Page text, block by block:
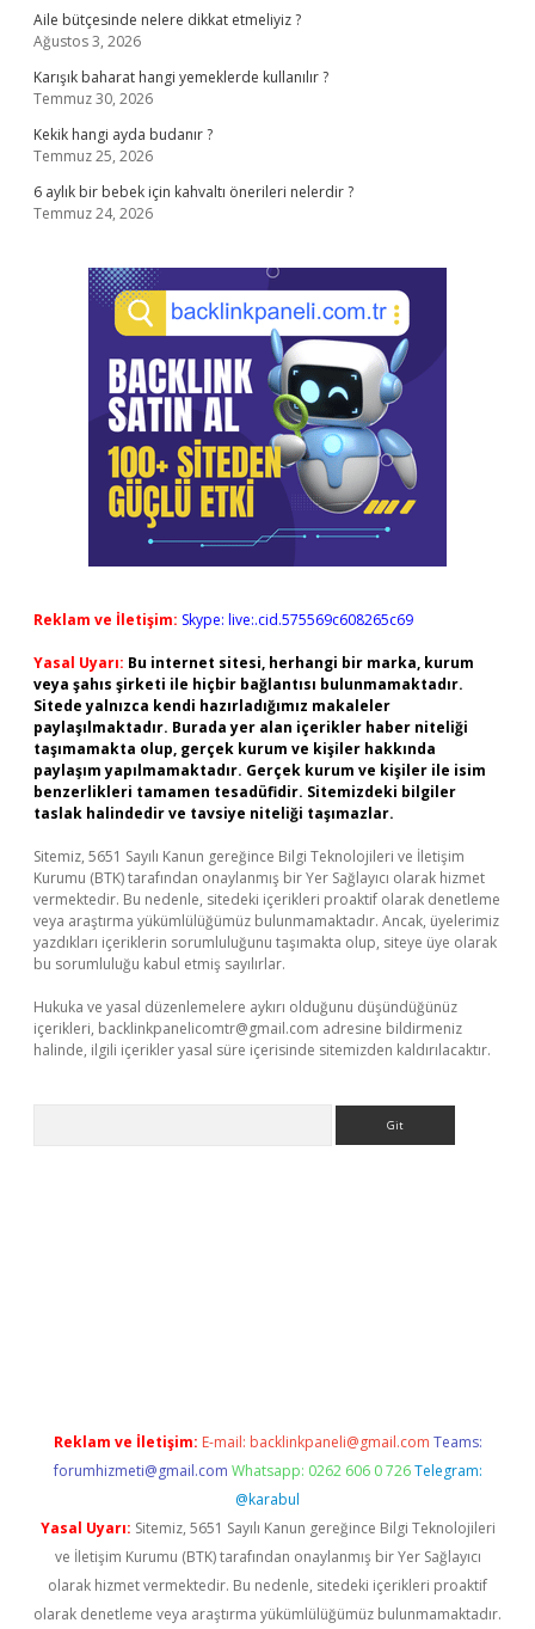
Aile bütçesinde nelere dikkat etmeliyiz ?
Ağustos 3, 2026
Karışık baharat hangi yemeklerde kullanılır ?
Temmuz 30, 2026
Kekik hangi ayda budanır ?
Temmuz 25, 2026
6 aylık bir bebek için kahvaltı önerileri nelerdir ?
Temmuz 24, 2026
Reklam ve İletişim: Skype: live:.cid.575569c608265c69
Yasal Uyarı: Bu internet sitesi, herhangi bir marka, kurum
veya şahıs şirketi ile hiçbir bağlantısı bulunmamaktadır.
Sitede yalnızca kendi hazırladığımız makaleler
paylaşılmaktadır. Burada yer alan içerikler haber niteliği
taşımamakta olup, gerçek kurum ve kişiler hakkında
paylaşım yapılmamaktadır. Gerçek kurum ve kişiler ile isim
benzerlikleri tamamen tesadüfidir. Sitemizdeki bilgiler
taslak halindedir ve tavsiye niteliği taşımazlar.
Sitemiz, 5651 Sayılı Kanun gereğince Bilgi Teknolojileri ve İletişim
Kurumu (BTK) tarafından onaylanmış bir Yer Sağlayıcı olarak hizmet
vermektedir. Bu nedenle, sitedeki içerikleri proaktif olarak denetleme
veya araştırma yükümlülüğümüz bulunmamaktadır. Ancak, üyelerimiz
yazdıkları içeriklerin sorumluluğunu taşımakta olup, siteye üye olarak
bu sorumluluğu kabul etmiş sayılırlar.
Hukuka ve yasal düzenlemelere aykırı olduğunu düşündüğünüz
içerikleri, backlinkpanelicomtr@gmail.com adresine bildirmeniz
halinde, ilgili içerikler yasal süre içerisinde sitemizden kaldırılacaktır.
Reklam ve İletişim: E-mail: backlinkpaneli@gmail.com Teams:
forumhizmeti@gmail.com Whatsapp: 0262 606 0 726 Telegram:
@karabul
Yasal Uyarı: Sitemiz, 5651 Sayılı Kanun gereğince Bilgi Teknolojileri
ve İletişim Kurumu (BTK) tarafından onaylanmış bir Yer Sağlayıcı
olarak hizmet vermektedir. Bu nedenle, sitedeki içerikleri proaktif
olarak denetleme veya araştırma yükümlülüğümüz bulunmamaktadır.